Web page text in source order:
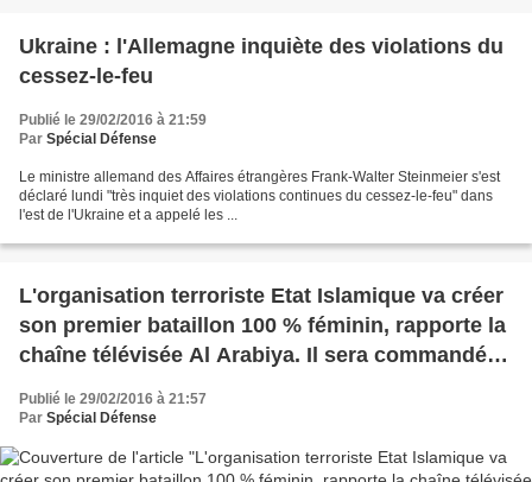
Ukraine : l'Allemagne inquiète des violations du
cessez-le-feu
Publié le 29/02/2016 à 21:59
Par Spécial Défense
Le ministre allemand des Affaires étrangères Frank-Walter Steinmeier s'est
déclaré lundi "très inquiet des violations continues du cessez-le-feu" dans
l'est de l'Ukraine et a appelé les ...
L'organisation terroriste Etat Islamique va créer
son premier bataillon 100 % féminin, rapporte la
chaîne télévisée Al Arabiya. Il sera commandé
par une femme
Publié le 29/02/2016 à 21:57
Par Spécial Défense